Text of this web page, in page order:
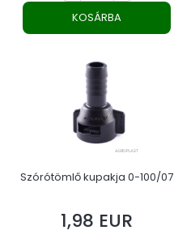
KOSÁRBA
Szórótömlő kupakja 0-100/07
Ár
1,98 EUR